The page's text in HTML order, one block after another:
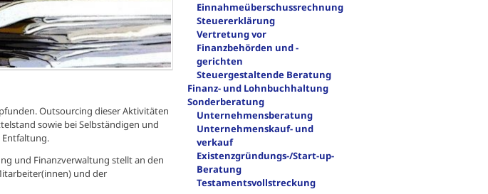
Outsourcing dieser Aktivitäten
sowie bei Selbständigen und
und Finanzverwaltung stellt an den
und der
Einnahmeüberschussrechnung
Steuererklärung
Vertretung vor
Finanzbehörden und -
gerichten
Steuergestaltende Beratung
Finanz- und Lohnbuchhaltung
Sonderberatung
Unternehmensberatung
Unternehmenskauf- und
verkauf
Existenzgründungs-/Start-up-
Beratung
Testamentsvollstreckung